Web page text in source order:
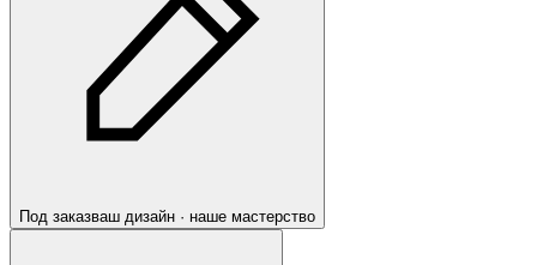
Под заказваш дизайн · наше мастерство